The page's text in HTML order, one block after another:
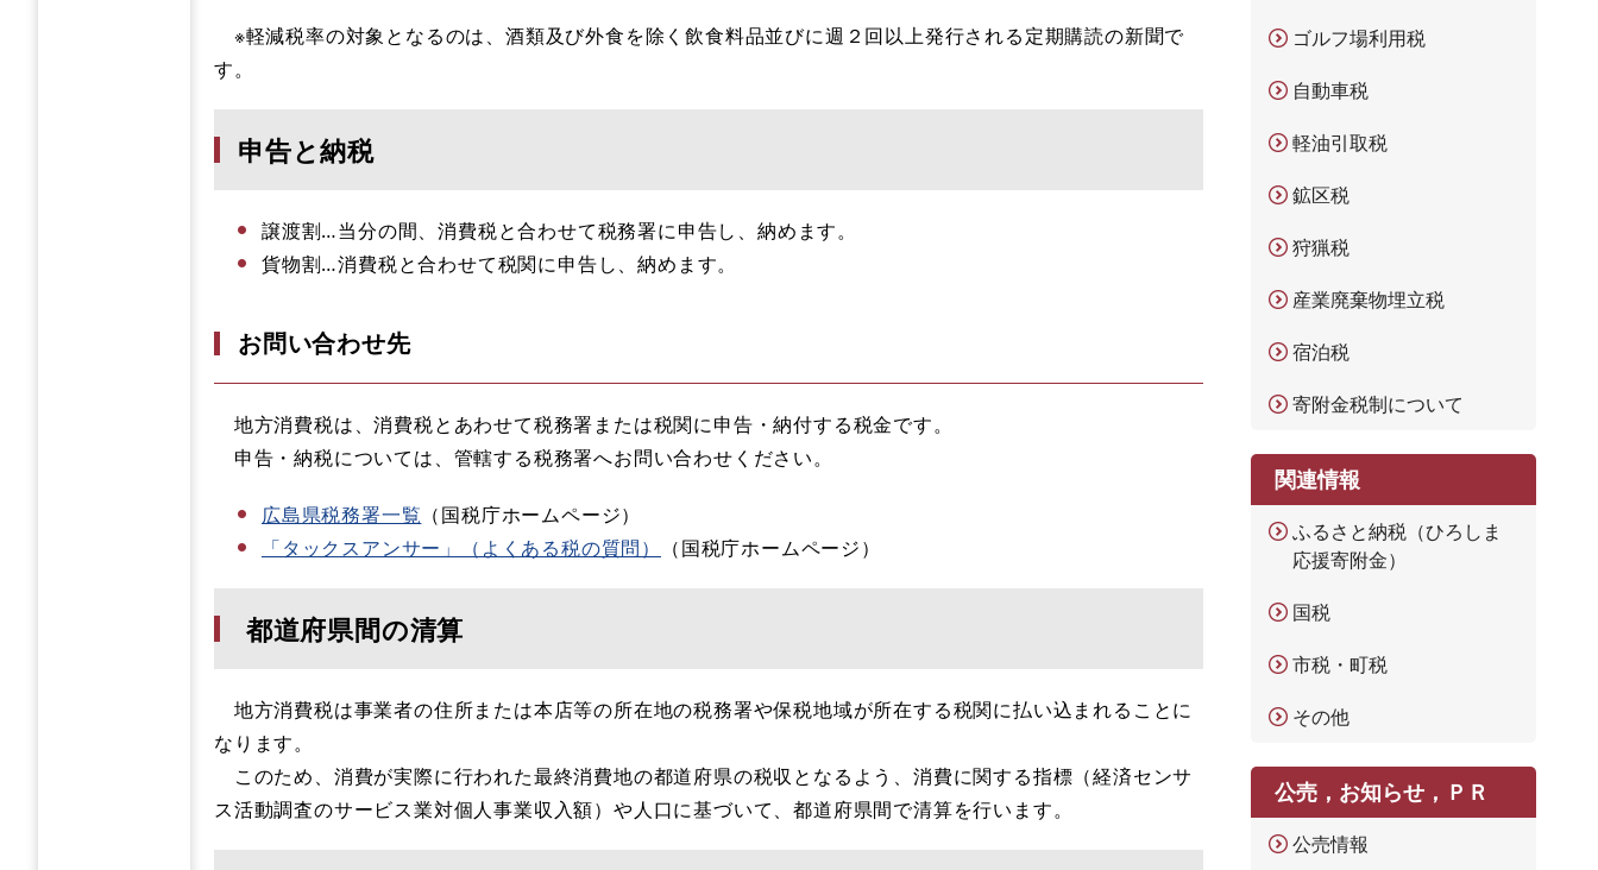
※軽減税率の対象となるのは、酒類及び外食を除く飲食料品並びに週２回以上発行される定期購読の新聞で
す。
申告と納税
譲渡割…当分の間、消費税と合わせて税務署に申告し、納めます。
貨物割…消費税と合わせて税関に申告し、納めます。
お問い合わせ先
地方消費税は、消費税とあわせて税務署または税関に申告・納付する税金です。
申告・納税については、管轄する税務署へお問い合わせください。
広島県税務署一覧 （国税庁ホームページ）
「タックスアンサー」（よくある税の質問）
（国税庁ホームページ）
都道府県間の清算
地方消費税は事業者の住所または本店等の所在地の税務署や保税地域が所在する税関に払い込まれることに
なります。
このため、消費が実際に行われた最終消費地の都道府県の税収となるよう、消費に関する指標（経済センサ
ス活動調査のサービス業対個人事業収入額）や人口に基づいて、都道府県間で清算を行います。
ゴルフ場利用税
自動車税
軽油引取税
鉱区税
狩猟税
産業廃棄物埋立税
宿泊税
寄附金税制について
関連情報
ふるさと納税（ひろしま
応援寄附金）
国税
市税・町税
その他
公売，お知らせ，ＰＲ
公売情報